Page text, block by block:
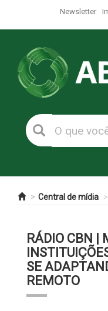
Newsletter
Central de mídia
RÁDIO CBN |
SE
REMOTO